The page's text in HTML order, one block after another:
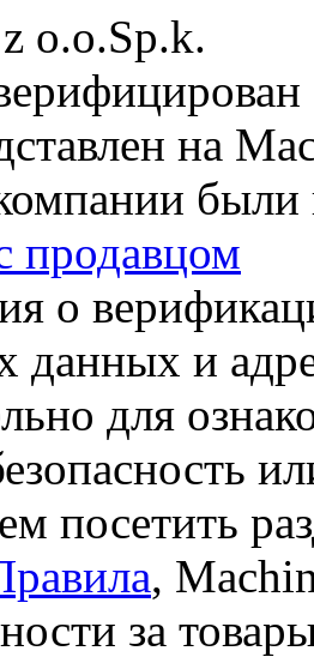
o.o.Sp.k.
на
продавцом
о
данных и
для
посетить
,
за